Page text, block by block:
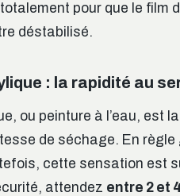
pour que le film
déstabilisé.
: la rapidité au
ou peinture à l’eau, est
de séchage. En règle
cette sensation est
attendez entre 2 et